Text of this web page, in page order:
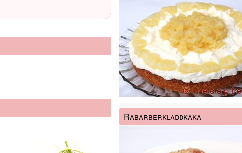
Rabarberkladdkaka